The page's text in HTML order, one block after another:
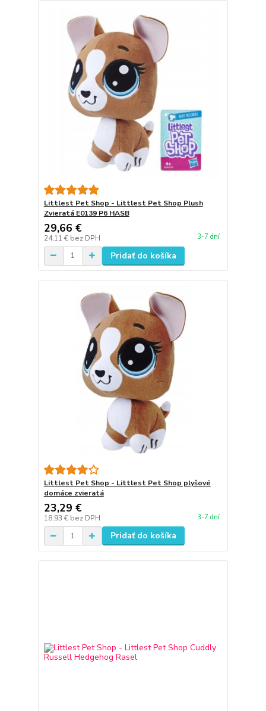
Littlest Pet Shop - Littlest Pet Shop Plush
Zvieratá E0139 P6 HASB
29,66 €
24,11 € bez DPH 3-7 dní
Pridať do košíka
Littlest Pet Shop - Littlest Pet Shop plyšové
domáce zvieratá
23,29 €
18,93 € bez DPH 3-7 dní
Pridať do košíka